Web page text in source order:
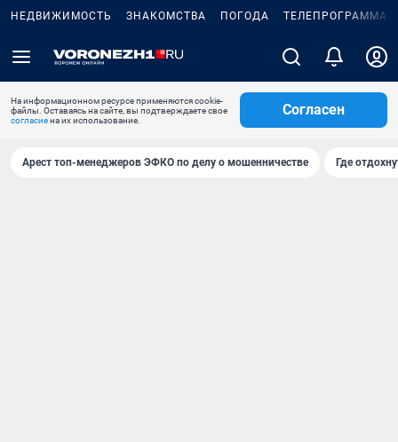
НЕДВИЖИМОСТЬ ЗНАКОМСТВА ПОГОДА ТЕЛЕПРОГРАММА
На информационном ресурсе применяются cookie-
файлы. Оставаясь на сайте, вы подтверждаете свое
согласиена их использование.
Согласен
Арест топ-менеджеров ЭФКО по делу о мошенничестве Где